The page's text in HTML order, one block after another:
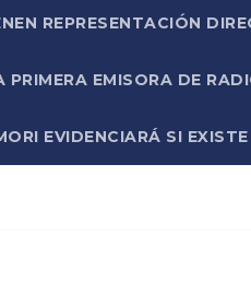
REPRESENTACIÓN
EMISORA DE
EVIDENCIARÁ SI